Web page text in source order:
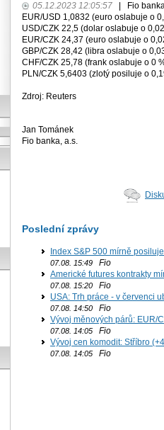
05.12.2023 12:05:57
Fio
EUR/USD 1,0832 (euro oslabuje o
USD/CZK 22,5 (dolar oslabuje o
EUR/CZK 24,37 (euro oslabuje o
GBP/CZK 28,42 (libra oslabuje o
CHF/CZK 25,78 (frank oslabuje o 0
PLN/CZK 5,6403 (zlotý posiluje o
Zdroj: Reuters
Jan Tománek
Fio banka, a.s.
Poslední zprávy
Index S&P 500 mírně
07.08. 15:49 Fio
Americké futures kontrakty
07.08. 15:20 Fio
USA: Trh práce - v červenci
07.08. 14:50 Fio
Vývoj měnových párů: EUR/
07.08. 14:05 Fio
Vývoj cen komodit: Stříbro
07.08. 14:05 Fio